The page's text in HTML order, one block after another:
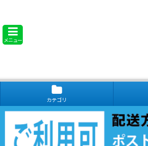
メニュー
カテゴリ